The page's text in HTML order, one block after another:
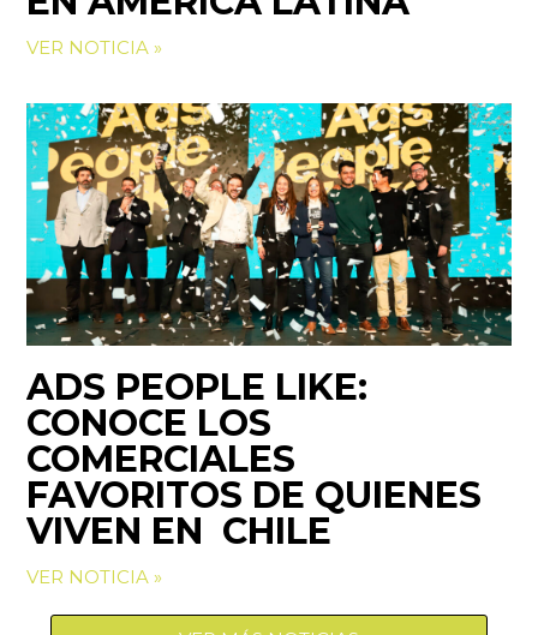
VER NOTICIA »
ADS PEOPLE LIKE:
CONOCE LOS
COMERCIALES
FAVORITOS DE QUIENES
VIVEN EN CHILE
VER NOTICIA »